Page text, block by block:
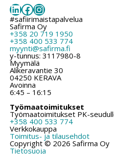
LinkedIn
Facebook
Instagram
#safiirimaistapalvelua
Safirma Oy
+358 20 719 1950
+358 400 533 774
myynti@safirma.fi
y-tunnus: 3117980-8
Myymälä
Alikeravantie 30
04250 KERAVA
Avoinna
6:45 – 16:15
Työmaatoimitukset
Työmaatoimitukset PK-
+358 400 533 774
Verkkokauppa
Toimitus- ja tilausehdot
Copyright © 2026 Safirma Oy
Tietosuoja